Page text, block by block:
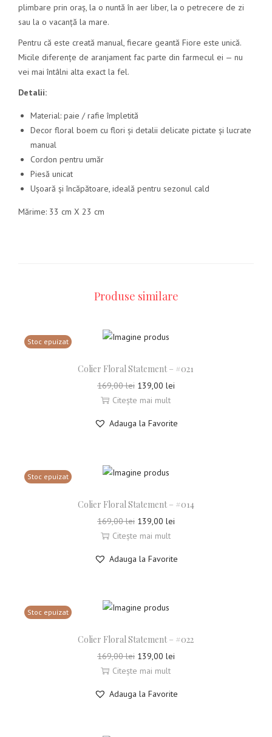
plimbare prin oraș, la o nuntă în aer liber, la o petrecere de zi
sau la o vacanță la mare.
Pentru că este creată manual, fiecare geantă Fiore este unică.
Micile diferențe de aranjament fac parte din farmecul ei — nu
vei mai întâlni alta exact la fel.
Detalii:
Material: paie / rafie împletită
Decor floral boem cu flori și detalii delicate pictate și lucrate
manual
Cordon pentru umăr
Piesă unicat
Ușoară și încăpătoare, ideală pentru sezonul cald
Mărime: 33 cm X 23 cm
Produse similare
Stoc epuizat
Colier Floral Statement – #021
169,00lei 139,00 lei
Citește mai mult
Adauga la Favorite
Stoc epuizat
Colier Floral Statement – #014
169,00lei 139,00 lei
Citește mai mult
Adauga la Favorite
Stoc epuizat
Colier Floral Statement – #022
169,00lei 139,00 lei
Citește mai mult
Adauga la Favorite